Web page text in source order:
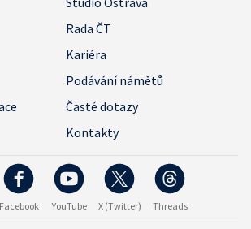
Rada ČT
Kariéra
Podávání námětů
Časté dotazy
Kontakty
Facebook YouTube X (Twitter) Threads